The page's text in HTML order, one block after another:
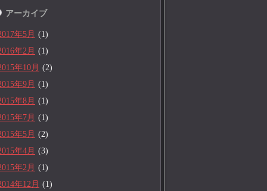
アーカイブ
年5月 (1)
年2月 (1)
年10月 (2)
年9月 (1)
年8月 (1)
年7月 (1)
年5月 (2)
年4月 (3)
年2月 (1)
年12月 (1)